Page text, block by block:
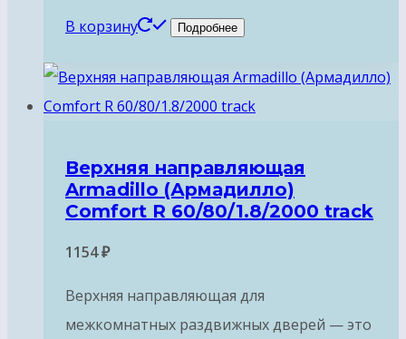
В корзину Подробнее
Верхняя направляющая
Armadillo (Армадилло)
Comfort R 60/80/1.8/2000 track
1154₽
Верхняя направляющая для
межкомнатных раздвижных дверей — это